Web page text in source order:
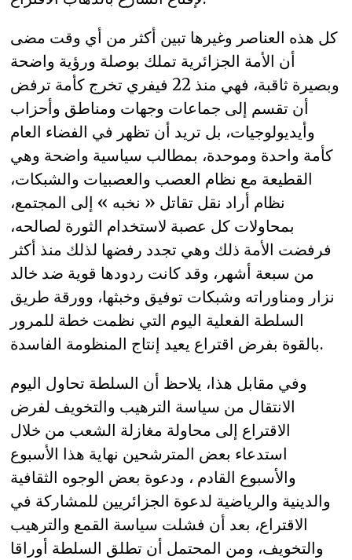
كل هذه العناصر وغيرها تبين أكثر من أي وقت مضى
أن الأمة الجزائرية تملك بوصلة ورؤية واضحة
وبصيرة ثاقبة، فهي منذ 22 فيفري تخرج كأمة ترفض
أن تقسم إلى جماعات وجهات ومناطق وأحزاب
وأيديولوجيات، بل تريد أن تظهر في الفضاء العام
كأمة واحدة وموحدة، بمطالب سياسية واضحة وهي
القطيعة مع نظام العصب والعصبيات والشبكات،
نظام أراد نقل تقاتل « نخبه » إلى المجتمع،
بمحاولات كل عصبة لاستخدام الثورة لصالحه،
فرفضت الأمة ذلك وهي تجدد رفضها لذلك منذ أكثر
من سبعة أشهر، وقد كانت ردودها قوية ضد خالد
نزار ومناوراته وشبكات توفيق وخبثها، وورقة طريق
السلطة الفعلية اليوم التي نظمت خطة للمرور
بالقوة بفرض اقتراع يعيد إنتاج المنظومة الفاسدة.
وفي مقابل هذا، يلاحظ أن السلطة تحاول اليوم
الانتقال من سياسة الترهيب والتخويف لفرض
الاقتراع إلى محاولة مغازلة الشعب من خلال
استدعاء بعض المترشحين نهاية هذا الأسبوع
والأسبوع القادم ، ودعوة بعض الوجوه الثقافية
والدينية والرياضية لدعوة الجزائريين للمشاركة في
الاقتراع، بعد أن فشلت سياسة القمع والترهيب
والتخويف، ومن المحتمل أن تطلق السلطة أوراقا